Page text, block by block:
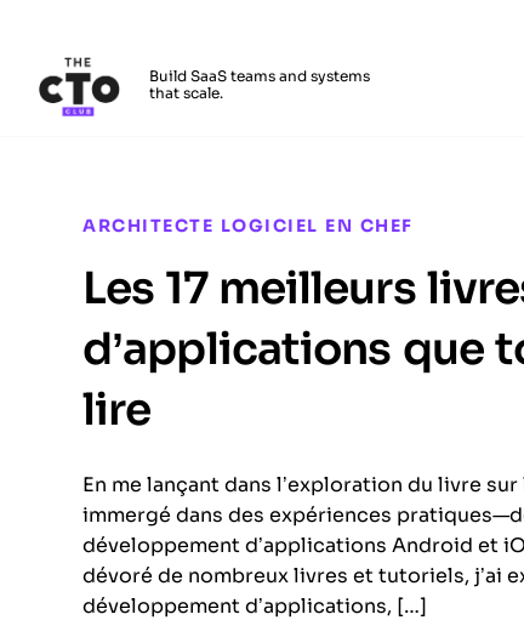
Build SaaS teams and systems
that scale.
ARCHITECTE LOGICIEL EN CHEF
Les 17 meilleurs
d’applications que
lire
En me lançant dans l’exploration du livre
immergé dans des expériences
développement d’applications Android et
dévoré de nombreux livres et tutoriels, j’ai
développement d’applications, […]